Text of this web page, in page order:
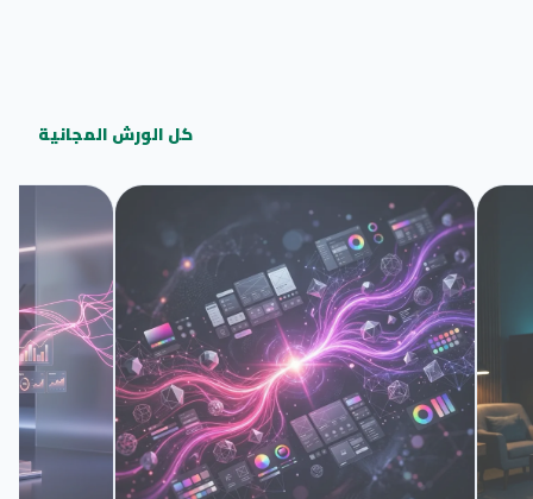
كل الورش المجانية